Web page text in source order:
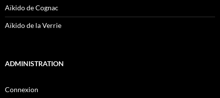
Aïkido de Cognac
Aïkido de la Verrie
ADMINISTRATION
Connexion